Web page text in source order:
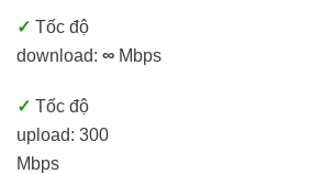
✓ Tốc độ
download: ∞ Mbps
✓ Tốc độ
upload: 300
Mbps